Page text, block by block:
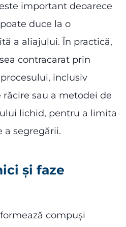
important deoarece
duce la o
a aliajului. În practică,
contracarat prin
inclusiv
sau a metodei de
lichid, pentru a limita
a segregării.
și faze
compuși